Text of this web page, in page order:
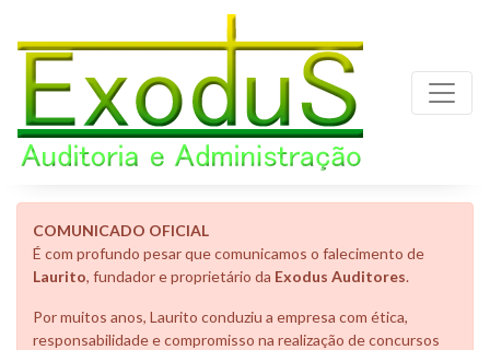
COMUNICADO OFICIAL
É com profundo pesar que comunicamos o falecimento de
Laurito, fundador e proprietário da Exodus Auditores.
Por muitos anos, Laurito conduziu a empresa com ética,
responsabilidade e compromisso na realização de concursos